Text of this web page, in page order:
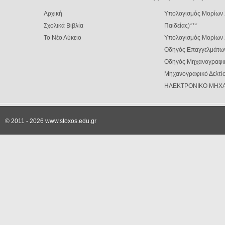
Αρχική
Σχολικά Βιβλία
Το Νέο Λύκειο
Υπολογισμός Μορίων
Παιδείας)***
Υπολογισμός
Οδηγός
Οδηγός
Μηχανογραφικό
ΗΛΕΚΤΡΟΝΙΚΟ
© 2011 - 2026 www.stoxos.edu.gr